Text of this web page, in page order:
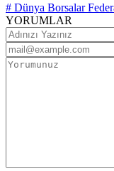
# Dünya Borsalar
YORUMLAR